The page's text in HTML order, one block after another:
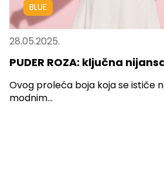
BLUE
28.05.2025.
PUDER ROZA: ključna
Ovog proleća boja koja se ističe
modnim...